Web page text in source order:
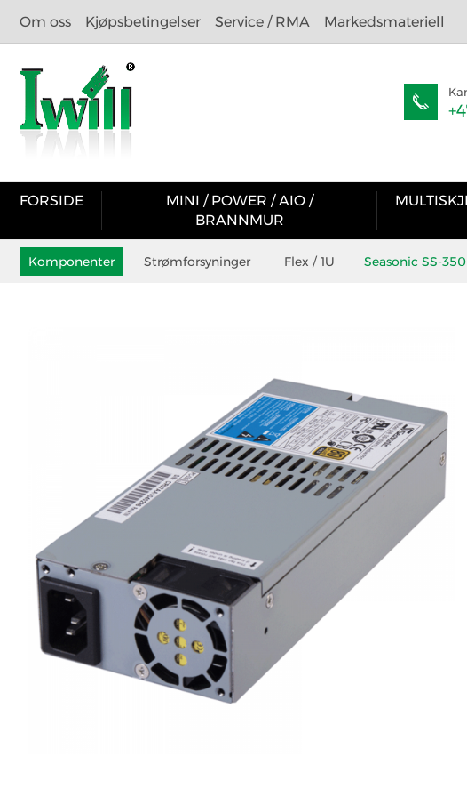
Om oss Kjøpsbetingelser Service / RMA Markedsmateriell
FORSIDE
MINI / POWER / AIO /
BRANNMUR
Komponenter Strømforsyninger Flex / 1U Seasonic SS-